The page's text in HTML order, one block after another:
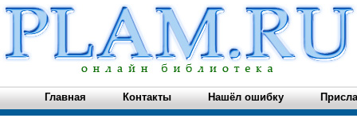
Главная Контакты Нашёл ошибку